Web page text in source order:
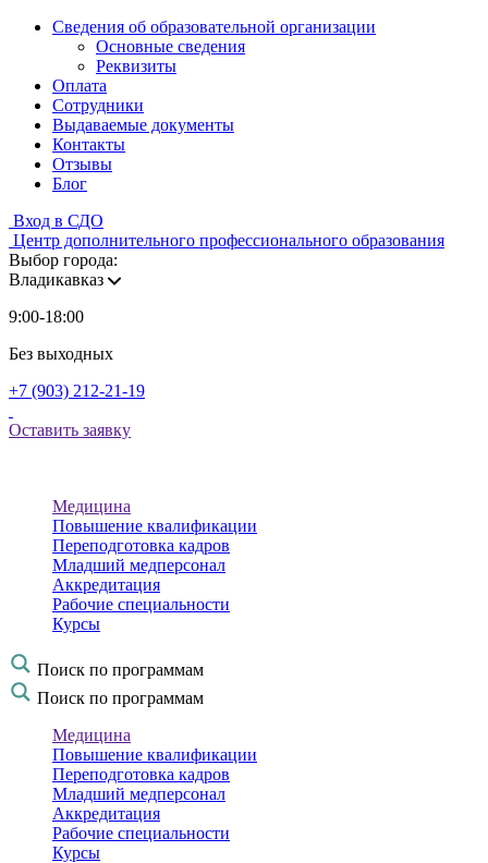
Сведения об образовательной организации
Основные сведения
Реквизиты
Оплата
Сотрудники
Выдаваемые документы
Контакты
Отзывы
Блог
Вход в СДО
Центр дополнительного профессионального образования
Выбор города:
Владикавказ
9:00-18:00
Без выходных
+7 (903) 212-21-19
Оставить заявку
Медицина
Повышение квалификации
Переподготовка кадров
Младший медперсонал
Аккредитация
Рабочие специальности
Курсы
Поиск по программам
Поиск по программам
Медицина
Повышение квалификации
Переподготовка кадров
Младший медперсонал
Аккредитация
Рабочие специальности
Курсы